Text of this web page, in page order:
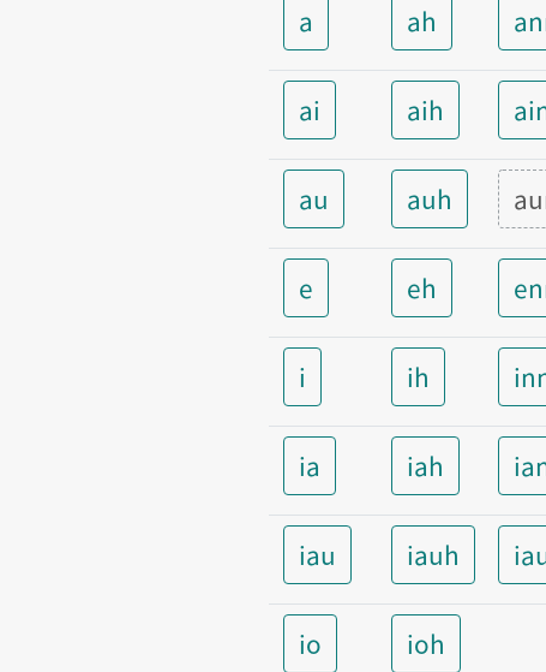
a ah
ai aih
au auh
e eh
i ih
ia iah
iau iauh
io ioh